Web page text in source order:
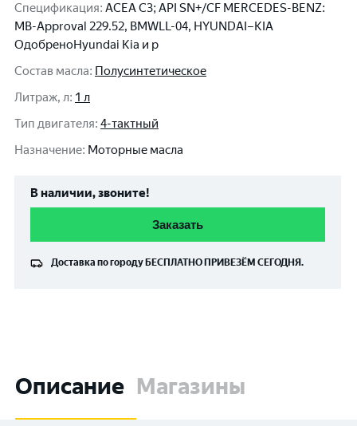
Спецификация: ACEA C3; API SN+/CF MERCEDES-BENZ:
MB-Approval 229.52, BMWLL-04, HYUNDAI–KIA
ОдобреноHyundai Kia и р
Состав масла: Полусинтетическое
Литраж, л: 1 л
Тип двигателя: 4-тактный
Назначение: Моторные масла
В наличии, звоните!
Заказать
Доставка по городу БЕСПЛАТНО ПРИВЕЗЁМ СЕГОДНЯ.
Описание Магазины